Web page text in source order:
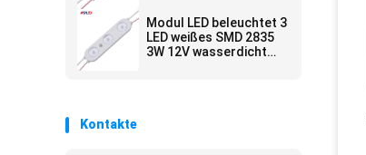
LED modularer
Modul LED beleuchtet 3
LED weißes SMD 2835
3W 12V wasserdicht
Kontakte